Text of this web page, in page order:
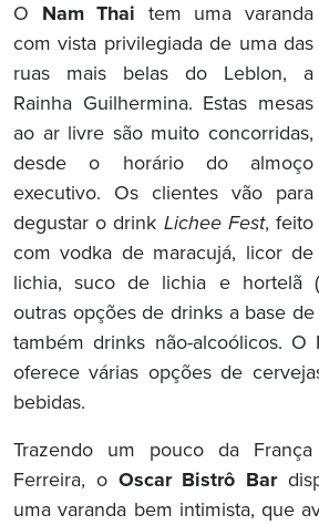
O Nam Thai tem uma varanda
com vista privilegiada de uma das
ruas mais belas do Leblon, a
Rainha Guilhermina. Estas mesas
ao ar livre são muito concorridas,
desde o horário do almoço
executivo. Os clientes vão para
degustar o drink Lichee Fest, feito
com vodka de maracujá, licor de
lichia, suco de lichia e hortelã
outras opções de drinks a base
também drinks não-alcoólicos. O
oferece várias opções de
bebidas.
Trazendo um pouco da
Ferreira, o Oscar Bistrô Bar
uma varanda bem intimista, que